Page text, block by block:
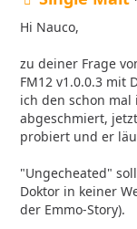
Hi Nauco,
zu deiner Frage
FM12 v1.0.0.3 mit
ich den schon
abgeschmiert,
probiert und er
"Ungecheated"
Doktor in keiner
der Emmo-Story).